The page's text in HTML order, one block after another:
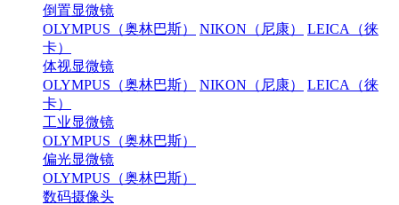
倒置显微镜
OLYMPUS（奥林巴斯）
NIKON（尼康）
LEICA（徕
卡）
体视显微镜
OLYMPUS（奥林巴斯）
NIKON（尼康）
LEICA（徕
卡）
工业显微镜
OLYMPUS（奥林巴斯）
偏光显微镜
OLYMPUS（奥林巴斯）
数码摄像头